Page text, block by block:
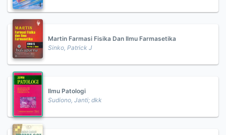
Martin Farmasi Fisika Dan Ilmu Farmasetika
Sinko, Patrick J
Ilmu Patologi
Sudiono, Janti; dkk